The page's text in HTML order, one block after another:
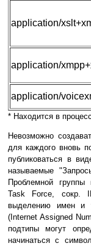
application/
application/
application/
* Находится в
Невозможно
для каждого вновь
публиковаться в
называемые
Проблемной группы
Task Force, сокр.
выделению имен и
(Internet Assigned
подтипы могут
начинаться с